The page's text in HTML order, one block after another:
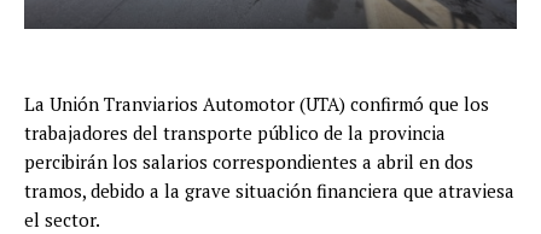
La Unión Tranviarios Automotor (UTA) confirmó que los
trabajadores del transporte público de la provincia
percibirán los salarios correspondientes a abril en dos
tramos, debido a la grave situación financiera que atraviesa
el sector.